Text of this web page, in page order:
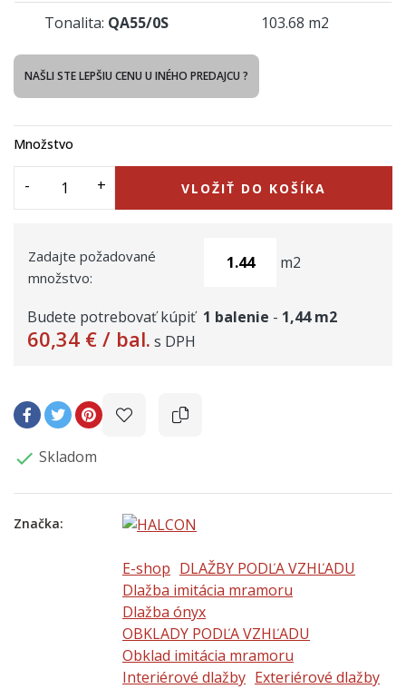
Tonalita: QA55/0S 103.68 m2
NAŠLI STE LEPŠIU CENU U INÉHO PREDAJCU ?
Množstvo
VLOŽIŤ DO KOŠÍKA
Zadajte požadované
množstvo:
m2
Budete potrebovať kúpiť 1 balenie - 1,44 m2
60,34 € / bal. s DPH
 Skladom
Značka:
E-shop DLAŽBY PODĽA VZHĽADU
Dlažba imitácia mramoru
Dlažba ónyx
OBKLADY PODĽA VZHĽADU
Obklad imitácia mramoru
Interiérové dlažby Exteriérové dlažby